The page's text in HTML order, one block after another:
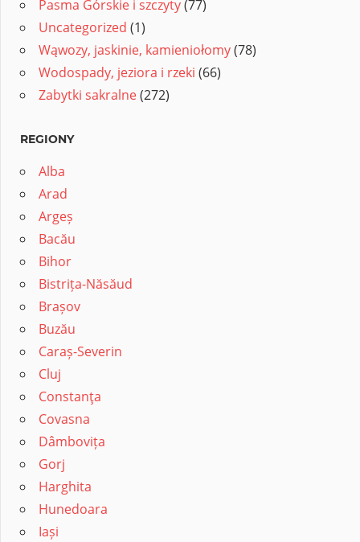
Pasma Górskie i szczyty(77)
Uncategorized (1)
Wąwozy, jaskinie, kamieniołomy(78)
Wodospady, jeziora i rzeki (66)
Zabytki sakralne(272)
REGIONY
Alba
Arad
Argeș
Bacău
Bihor
Bistrița-Năsăud
Brașov
Buzău
Caraș-Severin
Cluj
Constanţa
Covasna
Dâmbovița
Gorj
Harghita
Hunedoara
Iași